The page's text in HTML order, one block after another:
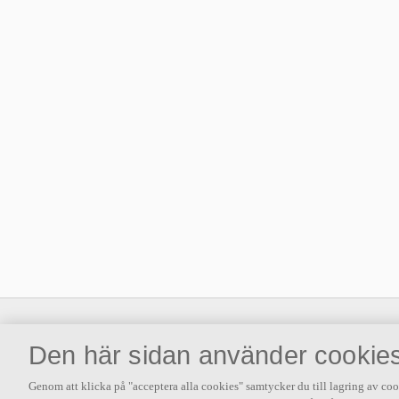
Ecophon utvecklar, tillverkar och tillhandahåller väggabsorbenter,
bafflar och undertaksystem. Dessa bidrar till en god arbetsmiljö
Den här sidan använder
Genom att klicka på "acceptera alla cookies" samtycker du till lagring av